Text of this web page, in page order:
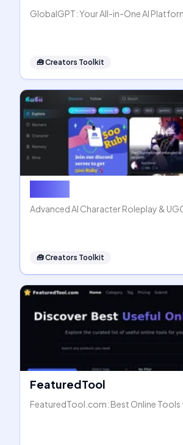
GlobalGPT: Your All-in-One AI
🧰Creators Toolkit
Advanced AI Character Roleplay &
🧰Creators Toolkit
FeaturedTool
FeaturedTool.com: Best Online Tools